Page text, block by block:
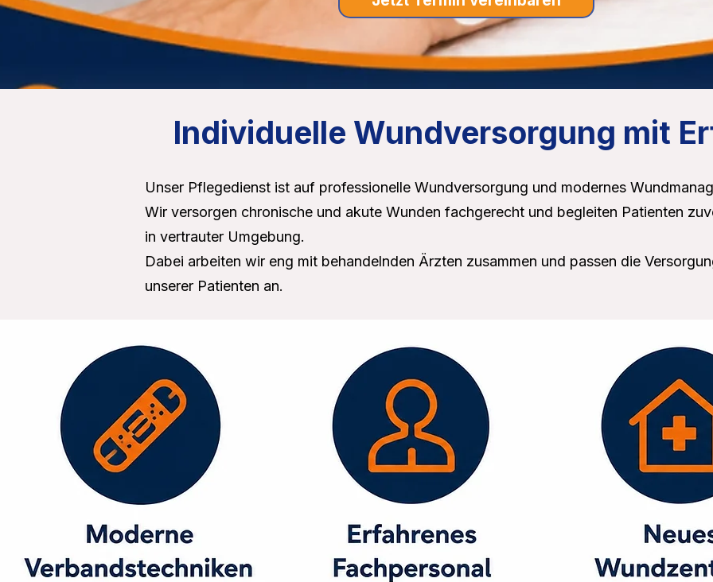
Individuelle Wundversorgung mit
Unser Pflegedienst ist auf professionelle Wundversorgung und modernes
Wir versorgen chronische und akute Wunden fachgerecht und begleiten Patienten
in vertrauter Umgebung.
Dabei arbeiten wir eng mit behandelnden Ärzten zusammen und passen die
unserer Patienten an.